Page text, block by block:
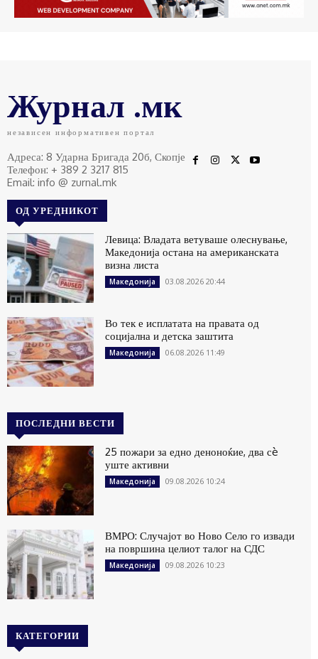
Журнал .мк
независен информативен портал
Адреса: 8 Ударна Бригада 20б, Скопје
Телефон: + 389 2 3217 815
Email: info @ zurnal.mk
ОД УРЕДНИКОТ
Левица: Владата ветуваше олеснување,
Македонија остана на американската
визна листа
Македонија 03.08.2026 20:44
Во тек е исплатата на правата од
социјална и детска заштита
Македонија 06.08.2026 11:49
ПОСЛЕДНИ ВЕСТИ
25 пожари за едно деноноќие, два сè
уште активни
Македонија 09.08.2026 10:24
ВМРО: Случајот во Ново Село го извади
на површина целиот талог на СДС
Македонија 09.08.2026 10:23
КАТЕГОРИИ